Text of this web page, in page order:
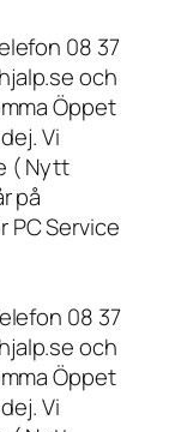
08 37
och
Öppet
Vi
( Nytt
på
PC Service
08 37
och
Öppet
Vi